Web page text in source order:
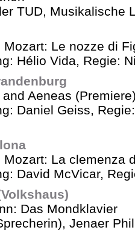
TUD, Musikalische
Le nozze di
Hélio Vida, Regie:
Aeneas
Daniel Geiss,
La clemenza
David McVicar,
Das Mondklavier
Jenaer